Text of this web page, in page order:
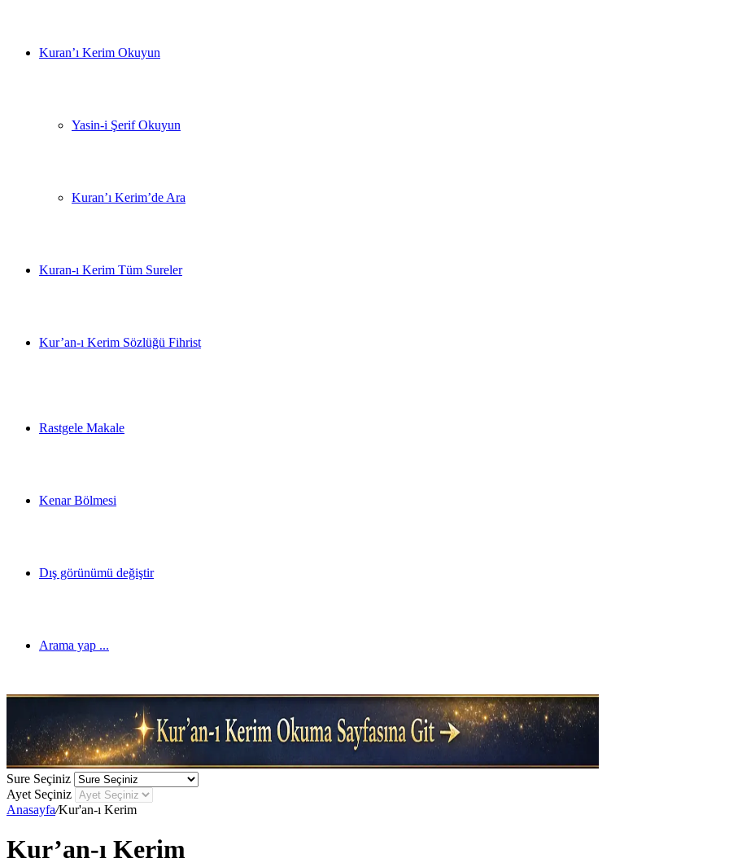
Kuran’ı Kerim Okuyun
Yasin-i Şerif Okuyun
Kuran’ı Kerim’de Ara
Kuran-ı Kerim Tüm Sureler
Kur’an-ı Kerim Sözlüğü Fihrist
Rastgele Makale
Kenar Bölmesi
Dış görünümü değiştir
Arama yap ...
Sure Seçiniz
Ayet Seçiniz
Anasayfa/Kur'an-ı Kerim
Kur’an-ı Kerim